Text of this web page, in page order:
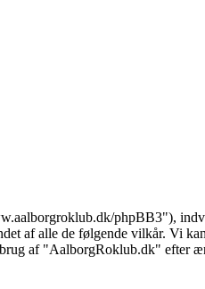
phpBB3"),
af alle de følgende vilkår. Vi
af "AalborgRoklub.dk" efter